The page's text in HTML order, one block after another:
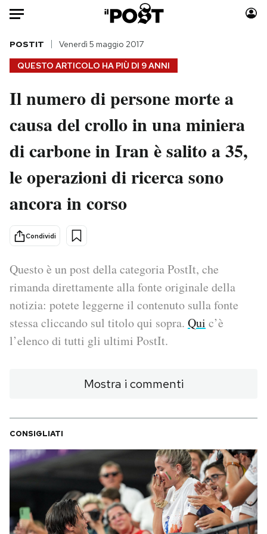
Auto
HOME
Italia
Politica
Tecnologia
Scienza
Cultura
Sport
Moda
Consumismi
Storie/Idee
Media
PODCAST
NEWSLETTER
CALENDARIO
AREA PERSONALE
Area Personale
Newsletter
QUESTO ARTICOLO HA PIÙ DI 9 ANNI
POSTIT Venerdì 5 maggio 2017
Il numero di persone morte a
causa del crollo in una miniera
di carbone in Iran è salito a 35,
le operazioni di ricerca sono
ancora in corso
Condividi
Questo è un post della categoria PostIt, che
rimanda direttamente alla fonte originale della
notizia: potete leggerne il contenuto sulla fonte
stessa cliccando sul titolo qui sopra. Qui c’è
l’elenco di tutti gli ultimi PostIt.
Mostra i commenti
CONSIGLIATI